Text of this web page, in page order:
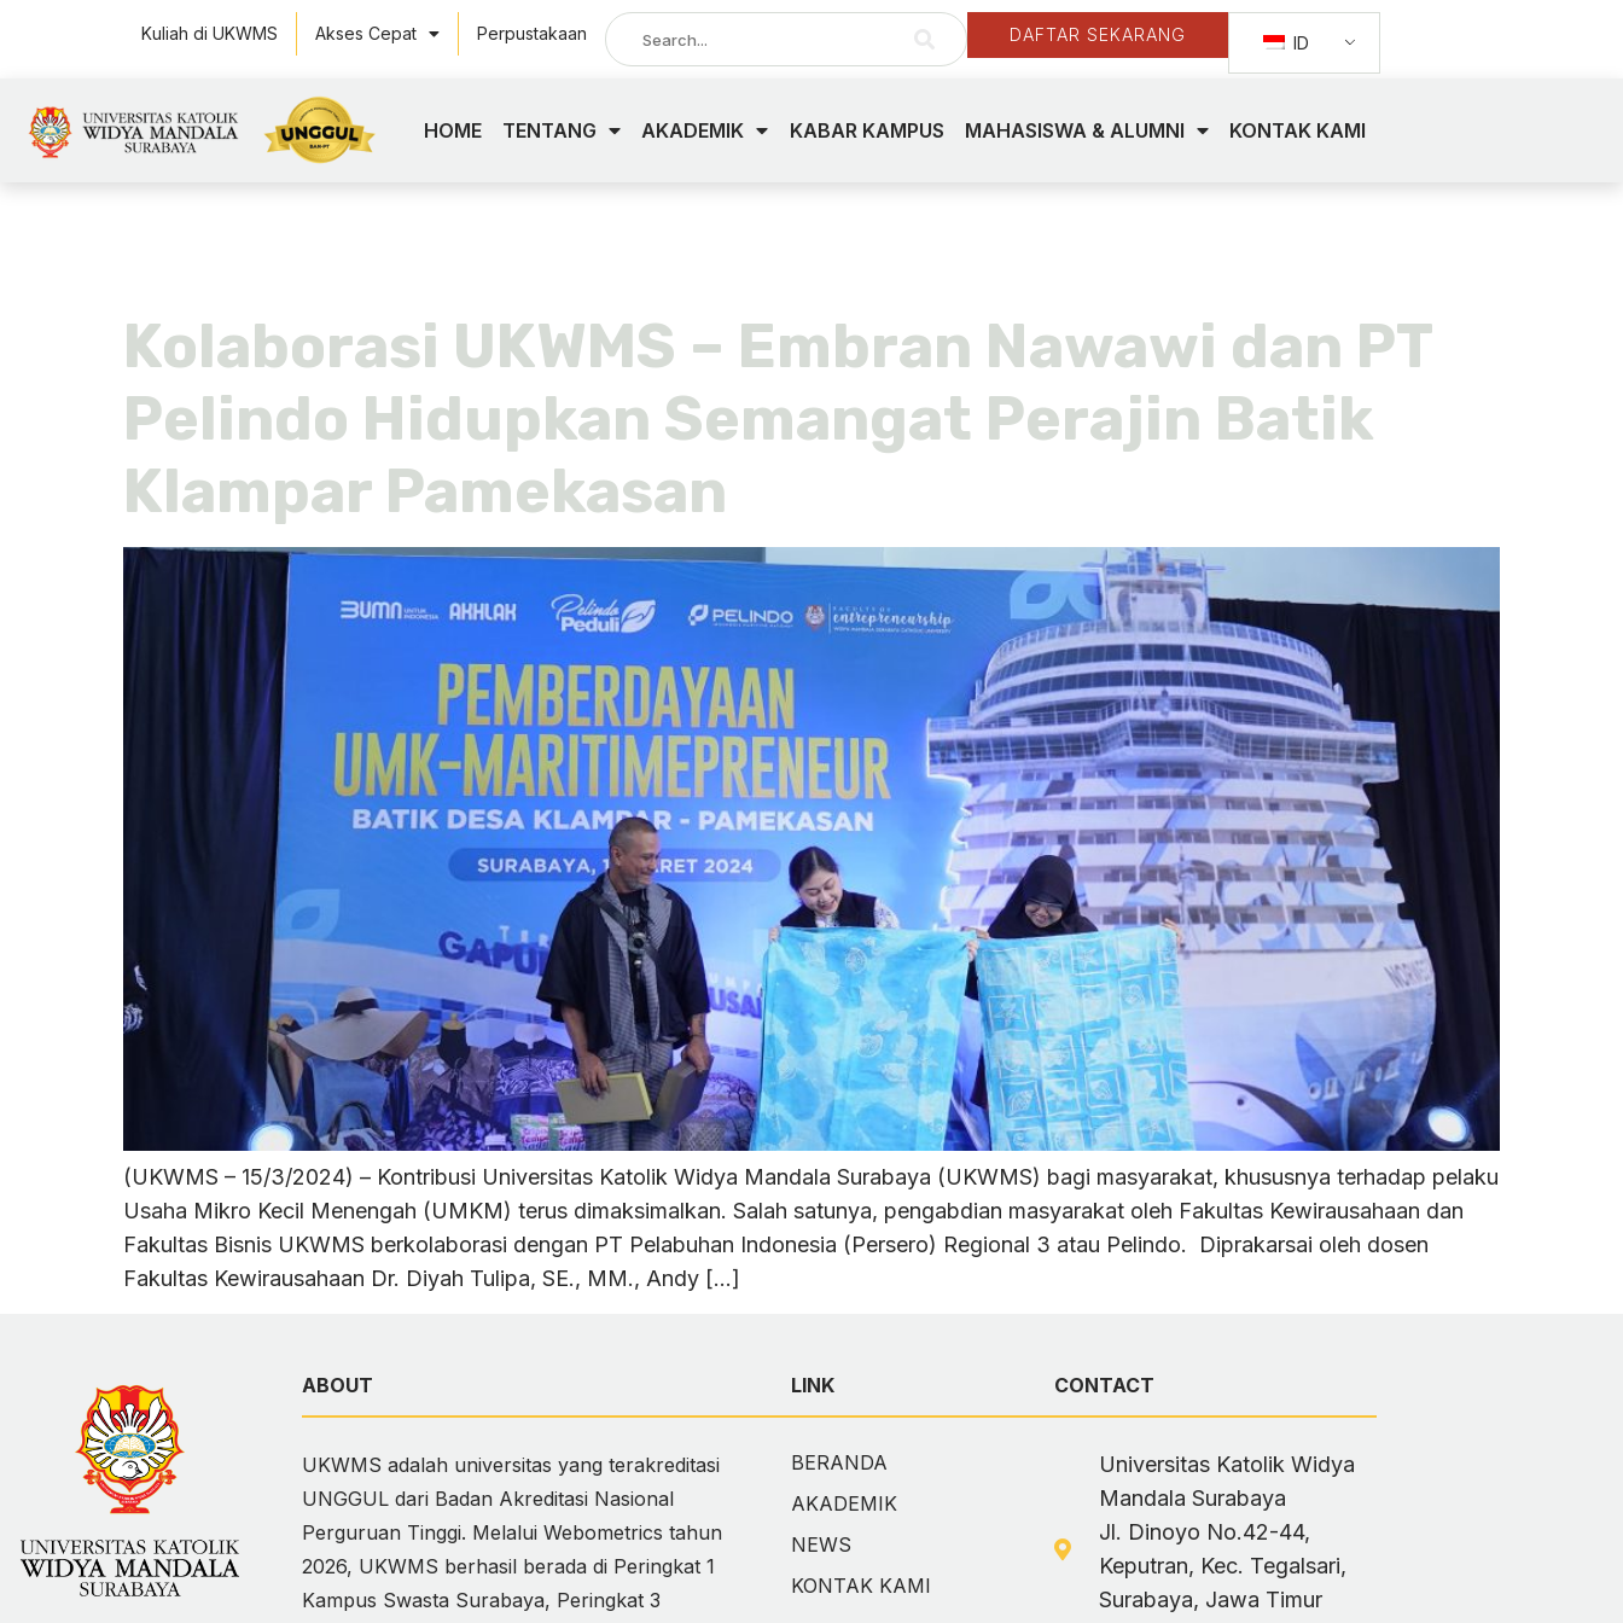
Kuliah di UKWMS Akses Cepat Perpustakaan DAFTAR SEKARANG ID
HOME TENTANG AKADEMIK KABAR KAMPUS MAHASISWA & ALUMNI KONTAK KAMI
Kolaborasi UKWMS – Embran Nawawi dan PT
Pelindo Hidupkan Semangat Perajin Batik
Klampar Pamekasan
(UKWMS – 15/3/2024) – Kontribusi Universitas Katolik Widya Mandala Surabaya (UKWMS) bagi masyarakat, khususnya terhadap pelaku
Usaha Mikro Kecil Menengah (UMKM) terus dimaksimalkan. Salah satunya, pengabdian masyarakat oleh Fakultas Kewirausahaan dan
Fakultas Bisnis UKWMS berkolaborasi dengan PT Pelabuhan Indonesia (Persero) Regional 3 atau Pelindo. Diprakarsai oleh dosen
Fakultas Kewirausahaan Dr. Diyah Tulipa, SE., MM., Andy […]
ABOUT
UKWMS adalah universitas yang terakreditasi
UNGGUL dari Badan Akreditasi Nasional
Perguruan Tinggi. Melalui Webometrics tahun
2026, UKWMS berhasil berada di Peringkat 1
Kampus Swasta Surabaya, Peringkat 3
LINK
BERANDA
AKADEMIK
NEWS
KONTAK KAMI
CONTACT
Universitas Katolik Widya
Mandala Surabaya
Jl. Dinoyo No.42-44,
Keputran, Kec. Tegalsari,
Surabaya, Jawa Timur